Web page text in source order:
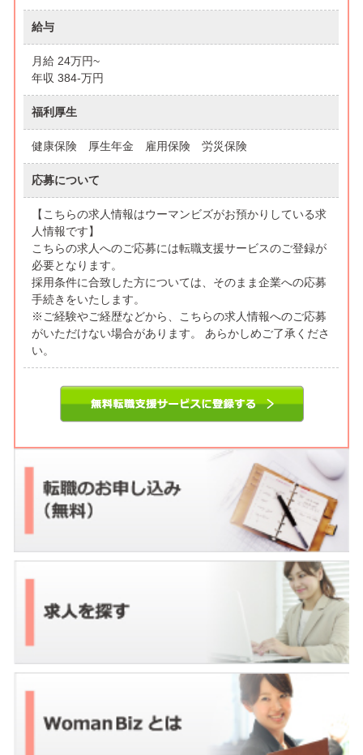
給与
月給 24万円~
年収 384-万円
福利厚生
健康保険 厚生年金 雇用保険 労災保険
応募について
【こちらの求人情報はウーマンビズがお預かりしている求
人情報です】
こちらの求人へのご応募には転職支援サービスのご登録が
必要となります。
採用条件に合致した方については、そのまま企業への応募
手続きをいたします。
※ご経験やご経歴などから、こちらの求人情報へのご応募
がいただけない場合があります。 あらかしめご了承くださ
い。